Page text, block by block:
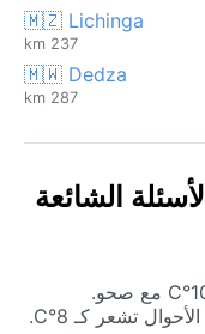
🇲🇿 Lichinga
237 km
🇲🇼 Dedza
287 km
الآن في Mzimba، ملاوي، الطقس هو 10°C مع صحو.